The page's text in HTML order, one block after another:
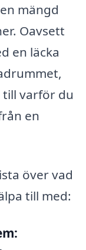
mängd
Oavsett
en läcka
varför du
en
över vad
till med: